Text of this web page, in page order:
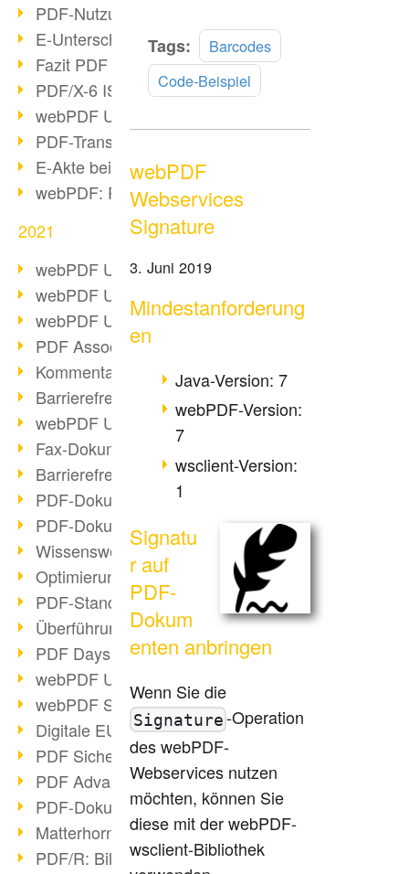
PDF-Nutzung durch Pandemie
E-Unterschriften für Verwaltung
Fazit PDF Days 2021
PDF/X-6 ISO-Norm
webPDF Update 8.0.0.2393
PDF-Transparenz beim PDF-Format
E-Akte bei Behörden
webPDF: PDF-Anhänge verwalten
2021
webPDF Update 8.0.0.2376
webPDF Update 8.0.0.2374
webPDF Update 8.0.0.2372
PDF Association 2021 Entwicklungen
Kommentare im PDF einfügen
Barrierefreie PDF-Dokumente (3/3)
webPDF Update 8.0.0.2338
Fax-Dokumente in Workflow
Barrierefreie PDF-Dokumente (2/3)
PDF-Dokumente mit OCR optimieren
PDF-Dokumente barrierefrei?
Wissenswertes über E-Signatur
Optimierung des PDF-Formats
PDF-Standards im Überblick
Überführung PDF/A in Archivsystem
PDF Days Europe 2021
webPDF Update 8.0.0.2282
webPDF Statistik-Auswertungen
Digitale EU COVID-Zertifikate
PDF Sicherheitseinstellungen
PDF Advanced Electronic Signature
PDF-Dokumente neu organisieren
Matterhorn Protokoll 1.1 verfügbar
PDF/R: Bildformat der Zukunft
Tags:
Barcodes
Code-Beispiel
webPDF
Webservices
Signature
3. Juni 2019
Mindestanforderung
en
Java-Version: 7
webPDF-Version:
7
wsclient-Version:
1
Signatu
r auf
PDF-
Dokum
enten anbringen
Wenn Sie die
Signature-Operation
des webPDF-
Webservices nutzen
möchten, können Sie
diese mit der webPDF-
wsclient-Bibliothek